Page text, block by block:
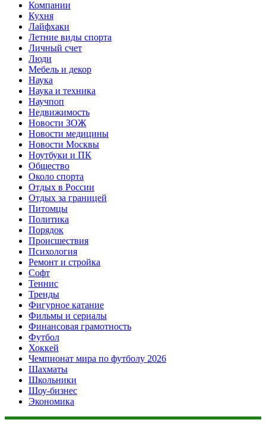
Компании
Кухня
Лайфхаки
Летние виды спорта
Личный счет
Люди
Мебель и декор
Наука
Наука и техника
Научпоп
Недвижимость
Новости ЗОЖ
Новости медицины
Новости Москвы
Ноутбуки и ПК
Общество
Около спорта
Отдых в России
Отдых за границей
Питомцы
Политика
Порядок
Происшествия
Психология
Ремонт и стройка
Софт
Теннис
Тренды
Фигурное катание
Фильмы и сериалы
Финансовая грамотность
Футбол
Хоккей
Чемпионат мира по футболу 2026
Шахматы
Школьники
Шоу-бизнес
Экономика